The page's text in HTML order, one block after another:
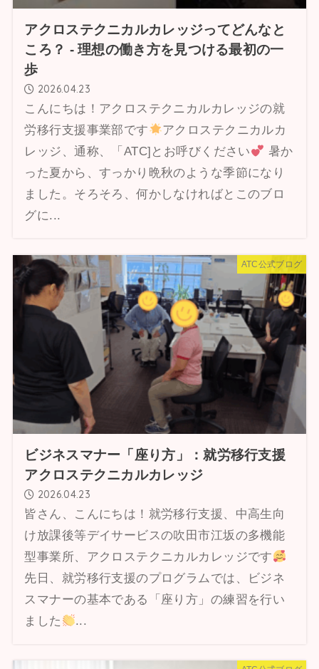
アクロステクニカルカレッジってどんなと
ころ？ ‐ 理想の働き方を見つける最初の一
歩
2026.04.23
こんにちは！アクロステクニカルカレッジの就
労移行支援事業部です
アクロステクニカルカ
レッジ、通称、「ATC]とお呼びください
暑か
った夏から、すっかり晩秋のような季節になり
ました。そろそろ、何かしなければとこのブロ
グに...
ATC公式ブログ
ビジネスマナー「座り方」：就労移行支援
アクロステクニカルカレッジ
2026.04.23
皆さん、こんにちは！就労移行支援、中高生向
け放課後等デイサービスの吹田市江坂の多機能
型事業所、アクロステクニカルカレッジです
先日、就労移行支援のプログラムでは、ビジネ
スマナーの基本である「座り方」の練習を行い
ました
...